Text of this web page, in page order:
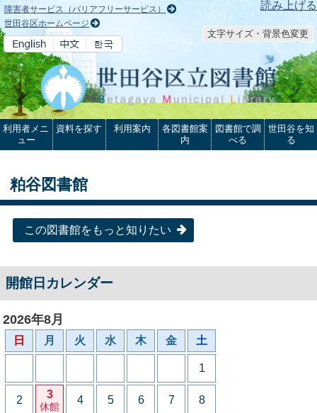
本文へ 読み上げる
障害者サービス（バリアフリーサービス）
世田谷区ホームページ
文字サイズ・背景色変更
利用者メニ
ュー
資料を探す 利用案内
各図書館案
内
図書館で調
べる
世田谷を知
る
粕谷図書館
この図書館をもっと知りたい
開館日カレンダー
2026年8月
日 月 火 水 木 金 土
1
2 3
休館
4 5 6 7 8